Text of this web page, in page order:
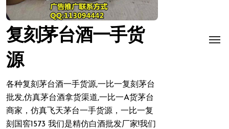
复刻茅台酒一手货
源
各种复刻茅台酒一手货源,一比一复刻茅台
批发,仿真茅台酒拿货渠道,一比一A货茅台
商家，仿真飞天茅台一手货源，一比一复
刻国窖1573 我们是精仿白酒批发厂家!我们